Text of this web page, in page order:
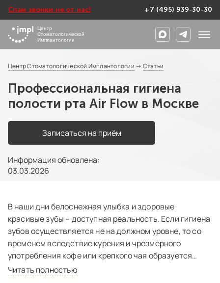
Спам звонки не от нас! +7 (495) 939-30-30
Центр
Стоматологической
Имплантологии
Центр Стоматологической Имплантологии → Статьи
Профессиональная гигиена
полости рта Air Flow в Москве
Записаться на приём
Информация обновлена:
03.03.2026
В наши дни белоснежная улыбка и здоровые
красивые зубы – доступная реальность. Если гигиена
зубов осуществляется не на должном уровне, то со
временем вследствие курения и чрезмерного
употребления кофе или крепкого чая образуется
налет темного оттенка.
Читать полностью